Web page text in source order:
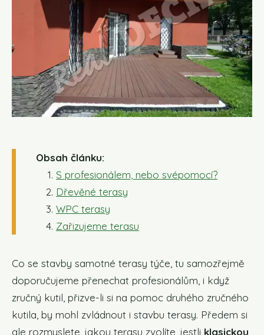
Obsah článku:
S profesionálem, nebo svépomocí?
Dřevěné terasy
WPC terasy
Zařizujeme terasu
Co se stavby samotné terasy týče, tu samozřejmě
doporučujeme přenechat profesionálům, i když
zručný kutil, přizve-li si na pomoc druhého zručného
kutila, by mohl zvládnout i stavbu terasy. Předem si
ale rozmyslete, jakou terasu zvolíte, jestli klasickou